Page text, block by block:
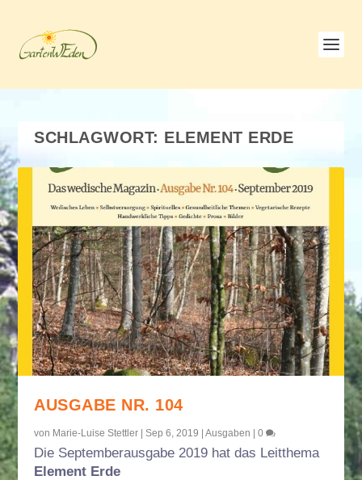
SCHLAGWORT: ELEMENT ERDE
AUSGABE NR. 104
von Marie-Luise Stettler |Sep 6, 2019 |Ausgaben |0
Die Septemberausgabe 2019 hat das Leitthema
Element Erde